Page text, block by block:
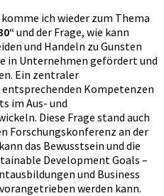
ich wieder zum Thema
und der Frage, wie kann
und Handeln zu Gunsten
in Unternehmen gefördert und
Ein zentraler
Kompetenzen
im Aus- und
Diese Frage stand auch
Forschungskonferenz an der
das Bewusstsein und die
Development Goals –
und Business
werden kann.